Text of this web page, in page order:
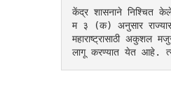
केंद्र शासनाने निश्चित
म ३ (क) अनुसार
महाराष्ट्रासाठी
लागू करण्यात येत आहे.